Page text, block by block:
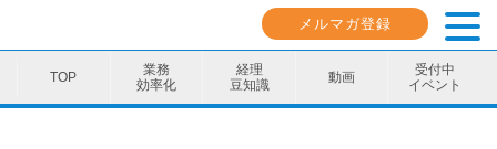
メルマガ登録
業務
効率化
経理
豆知識
動画
受付中
イベント